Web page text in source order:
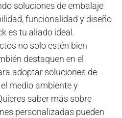
soluciones de embalaje
funcionalidad y diseño
es tu aliado ideal.
no solo estén bien
destaquen en el
adoptar soluciones de
medio ambiente y
saber más sobre
personalizadas pueden